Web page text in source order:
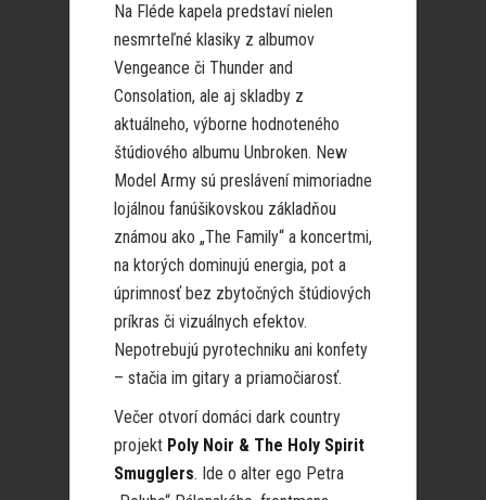
Na Fléde kapela predstaví nielen
nesmrteľné klasiky z albumov
Vengeance či Thunder and
Consolation, ale aj skladby z
aktuálneho, výborne hodnoteného
štúdiového albumu Unbroken. New
Model Army sú preslávení mimoriadne
lojálnou fanúšikovskou základňou
známou ako „The Family“ a koncertmi,
na ktorých dominujú energia, pot a
úprimnosť bez zbytočných štúdiových
príkras či vizuálnych efektov.
Nepotrebujú pyrotechniku ani konfety
– stačia im gitary a priamočiarosť.
Večer otvorí domáci dark country
projekt Poly Noir & The Holy Spirit
Smugglers. Ide o alter ego Petra